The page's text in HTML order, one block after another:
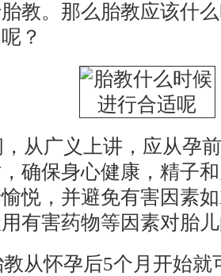
教。那么胎教应该什
？
从广义上讲，应从孕
确保身心健康，精子
悦，并避免有害因素
有害药物等因素对胎
从怀孕后5个月开始就